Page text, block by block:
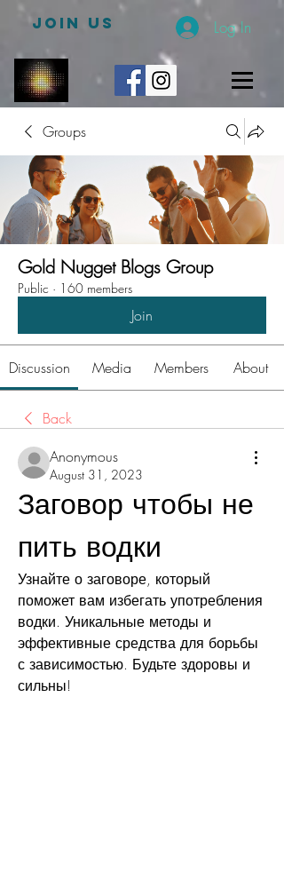
JOIN US Log In
Groups
Gold Nugget Blogs Group
Public · 160 members
Join
Discussion Media Members About
Back
Anonymous
August 31, 2023
Заговор чтобы не
пить водки
Узнайте о заговоре, который
поможет вам избегать употребления
водки. Уникальные методы и
эффективные средства для борьбы
с зависимостью. Будьте здоровы и
сильны!